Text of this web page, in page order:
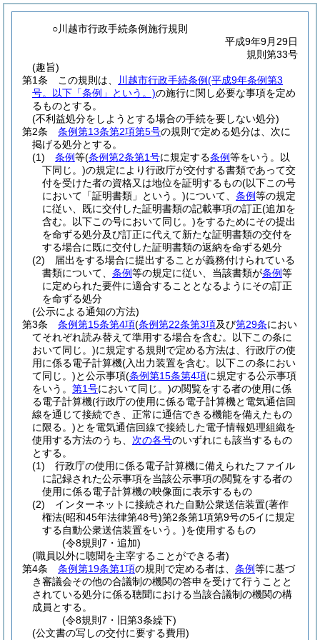
○川越市行政手続条例施行規則
平成9年9月29日
規則第33号
(趣旨)
第1条
この規則は、 川越市行政手続条例(平成9年条例第3
号。以下「条例」という。)の施行に関し必要な事項を定め
るものとする。
(不利益処分をしようとする場合の手続を要しない処分)
第2条
条例第13条第2項第5号の規則で定める処分は、次に
掲げる処分とする。
(1)
条例等(条例第2条第1号に規定する条例等をいう。以
下同じ。)の規定により行政庁が交付する書類であって交
付を受けた者の資格又は地位を証明するもの(以下この号
において「証明書類」という。)について、 条例等の規定
に従い、既に交付した証明書類の記載事項の訂正(追加を
含む。以下この号において同じ。)をするためにその提出
を命ずる処分及び訂正に代えて新たな証明書類の交付を
する場合に既に交付した証明書類の返納を命ずる処分
(2)
届出をする場合に提出することが義務付けられている
書類について、 条例等の規定に従い、当該書類が条例等
に定められた要件に適合することとなるようにその訂正
を命ずる処分
(公示による通知の方法)
第3条
条例第15条第4項(条例第22条第3項及び第29条におい
てそれぞれ読み替えて準用する場合を含む。以下この条に
おいて同じ。)に規定する規則で定める方法は、行政庁の使
用に係る電子計算機(入出力装置を含む。以下この条におい
て同じ。)と公示事項(条例第15条第4項に規定する公示事項
をいう。 第1号において同じ。)の閲覧をする者の使用に係
る電子計算機(行政庁の使用に係る電子計算機と電気通信回
線を通じて接続でき、正常に通信できる機能を備えたもの
に限る。)とを電気通信回線で接続した電子情報処理組織を
使用する方法のうち、 次の各号のいずれにも該当するもの
とする。
(1)
行政庁の使用に係る電子計算機に備えられたファイル
に記録された公示事項を当該公示事項の閲覧をする者の
使用に係る電子計算機の映像面に表示するもの
(2)
インターネットに接続された自動公衆送信装置(著作
権法(昭和45年法律第48号)第2条第1項第9号の5イに規定
する自動公衆送信装置をいう。)を使用するもの
(令8規則7・追加)
(職員以外に聴聞を主宰することができる者)
第4条
条例第19条第1項の規則で定める者は、 条例等に基づ
き審議会その他の合議制の機関の答申を受けて行うことと
されている処分に係る聴聞における当該合議制の機関の構
成員とする。
(令8規則7・旧第3条繰下)
(公文書の写しの交付に要する費用)